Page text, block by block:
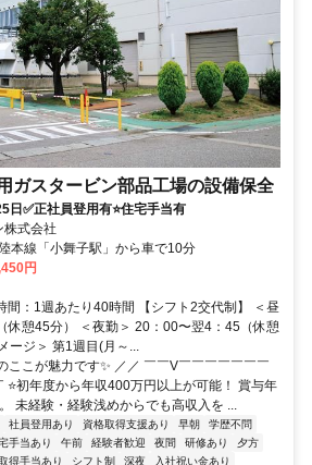
ガスタービン部品工場の設備保全
日✅正社員登用有⭐住宅手当有
株式会社
本線「小舞子駅」から車で10分
円
間：1週あたり40時間 【シフト2交代制】 ＜昼
休憩45分） ＜夜勤＞ 20：00〜翌4：45（休憩
ージ＞ 第1週目(月～...
ここが魅力です✨ ／／ ￣￣V￣￣￣￣￣￣￣
⭐初年度から年収400万円以上が可能！ 賞与年
未経験・経験浅めからでも高収入を ...
社員登用あり 資格取得支援あり 早朝
学歴不問
手当あり 午前 経験者歓迎 夜間 研修あり
夕方
得手当あり シフト制 深夜 入社祝い金あり